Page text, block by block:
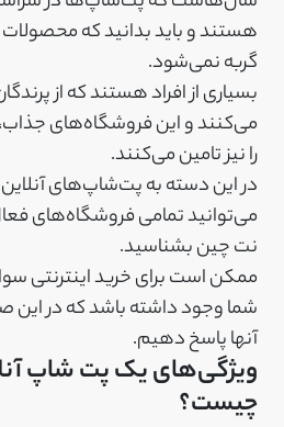
هستند و باید بدانید که
گربه نمی‌شود.
بسیاری از افراد هستند که از
می‌کنند و این فروشگاه‌های جذاب،
را نیز تامین می‌کنند.
در این دسته به پت‌شاپ‌های
می‌توانید تمامی فروشگاه‌های
نت چین بشناسید.
ممکن است برای خرید اینترنتی
شما وجود داشته باشد که در
آنها پاسخ دهیم.
ویژگی‌های یک پت شاپ
چیست؟